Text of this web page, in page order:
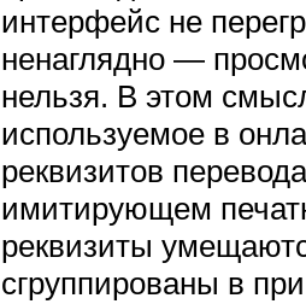
интерфейс не
ненаглядно —
нельзя. В этом
используемое в
реквизитов
имитирующем
реквизиты
сгруппированы в